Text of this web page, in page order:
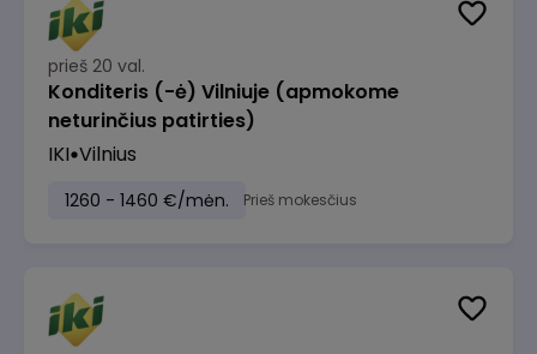
prieš 20 val.
Konditeris (-ė) Vilniuje (apmokome
neturinčius patirties)
IKI Vilnius
1260 - 1460 €/mėn. Prieš mokesčius